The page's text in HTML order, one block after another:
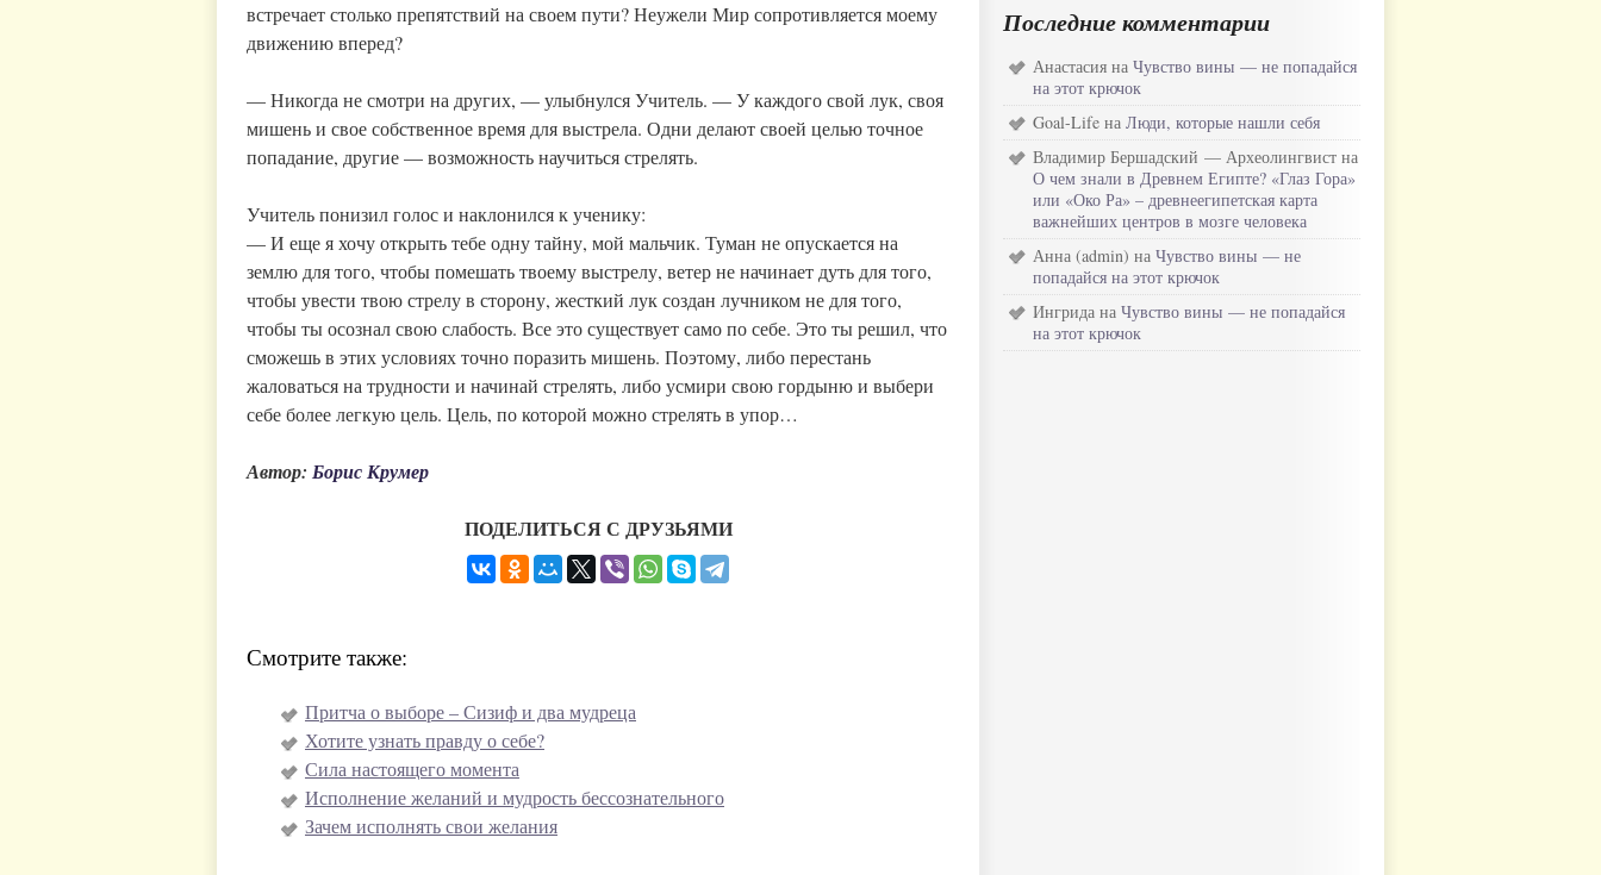
встречает столько препятствий на своем пути? Неужели Мир сопротивляется моему
движению вперед?
— Никогда не смотри на других, — улыбнулся Учитель. — У каждого свой лук, своя
мишень и свое собственное время для выстрела. Одни делают своей целью точное
попадание, другие — возможность научиться стрелять.
Учитель понизил голос и наклонился к ученику:
— И еще я хочу открыть тебе одну тайну, мой мальчик. Туман не опускается на
землю для того, чтобы помешать твоему выстрелу, ветер не начинает дуть для того,
чтобы увести твою стрелу в сторону, жесткий лук создан лучником не для того,
чтобы ты осознал свою слабость. Все это существует само по себе. Это ты решил, что
сможешь в этих условиях точно поразить мишень. Поэтому, либо перестань
жаловаться на трудности и начинай стрелять, либо усмири свою гордыню и выбери
себе более легкую цель. Цель, по которой можно стрелять в упор…
Автор: Борис Крумер
ПОДЕЛИТЬСЯ С ДРУЗЬЯМИ
Смотрите также:
Притча о выборе – Сизиф и два мудреца
Хотите узнать правду о себе?
Сила настоящего момента
Исполнение желаний и мудрость бессознательного
Зачем исполнять свои желания
Последние комментарии
Анастасия на Чувство вины — не попадайся
на этот крючок
Goal-Life на Люди, которые нашли себя
Владимир Бершадский — Археолингвист на
О чем знали в Древнем Египте? «Глаз Гора»
или «Око Ра» – древнеегипетская карта
важнейших центров в мозге человека
Анна (admin) на Чувство вины — не
попадайся на этот крючок
Ингрида на Чувство вины — не попадайся
на этот крючок